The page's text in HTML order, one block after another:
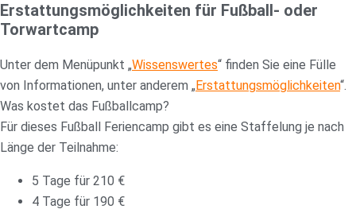
Erstattungsmöglichkeiten für Fußball- oder
Torwartcamp
Unter dem Menüpunkt „Wissenswertes“ finden Sie eine Fülle
von Informationen, unter anderem „ Erstattungsmöglichkeiten“.
Was kostet das Fußballcamp?
Für dieses Fußball Feriencamp gibt es eine Staffelung je nach
Länge der Teilnahme:
5 Tage für 210 €
4 Tage für 190 €